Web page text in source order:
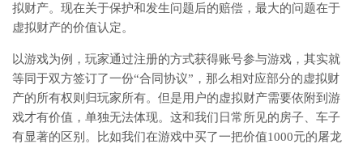
拟财产。现在关于保护和发生问题后的赔偿，最大的问题在于
虚拟财产的价值认定。
以游戏为例，玩家通过注册的方式获得账号参与游戏，其实就
等同于双方签订了一份“合同协议”，那么相对应部分的虚拟财
产的所有权则归玩家所有。但是用户的虚拟财产需要依附到游
戏才有价值，单独无法体现。这和我们日常所见的房子、车子
有显著的区别。比如我们在游戏中买了一把价值1000元的屠龙